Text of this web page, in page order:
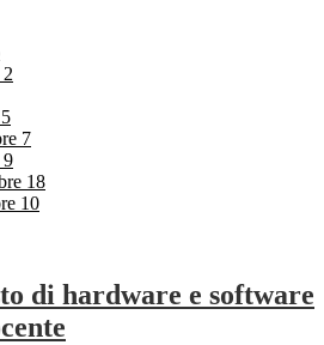
2
5
7
9
18
10
di hardware e software